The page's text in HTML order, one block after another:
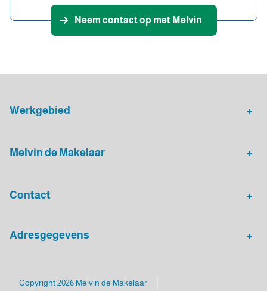
Neem contact op met Melvin
Werkgebied
Melvin de Makelaar
Contact
030 - 20 72 575
Mailadres
Adresgegevens
Luxemburgpromenade 4
Copyright 2026 Melvin de Makelaar